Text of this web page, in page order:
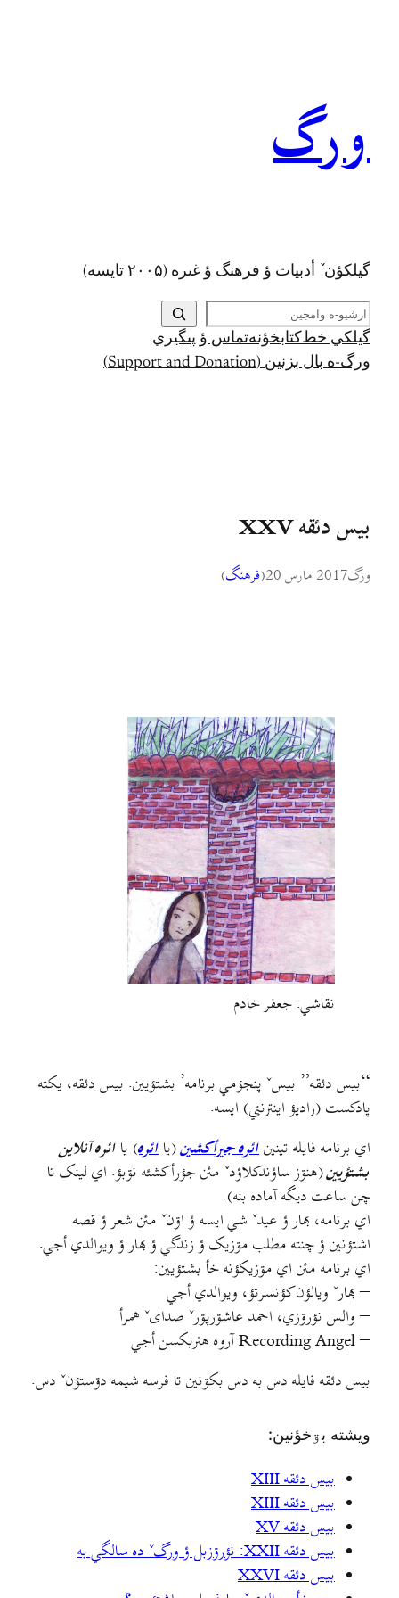
ورگ
گيلکؤن ٚ أدبیات ؤ فرهنگ ؤ غىره (۲۰۰۵ تايسه)
ج
س
ت
ج
گيلکي خط کتابخؤنهتماس ؤ پىگيري
ورگ-ه بال بزنين (Support and Donation)
بیس دئقه XXV
ورگ2017 مارس 20 (فرهنگ)
نقاشي: جعفر خادم
“بيس دئقه” بيسˇ پنجؤمي برنامه’ بشتؤيين. بيس دئقه، يکته
پادکست (راديؤ اينترنتي) ايسه.
اي برنامه فایله تینینائره جیرأکشین(یا ائره) یا ائره آنلاین
بشتؤیین(هنۊز ساؤندکلاؤدˇ مئن جؤرأکشئه نۊبؤ. اي لينک تا
چن ساعت ديگه آماده بنه).
اي برنامه، بهار ؤ عيدˇ شي ايسه ؤ اۊنˇ مئن شعر ؤ قصه
اشتؤنين ؤ چنته مطلب مۊزيک ؤ زندگي ؤ بهار ؤ ويوالدي أجي.
اي برنامه مئن اي مۊزيکؤنه خأ بشتؤيين:
– بهارˇ ويالؤن کؤنسرتؤ، ویوالدي أجي
– والس نؤرۊزي، احمد عاشۊرپۊرˇ صدایˇ همرأ
– Recording Angel آروه هنریکسن أجي
بيس دئقه فایله دس به دس بکۊنين تا فرسه شيمه دۊستؤنˇ دس.
ويشته بۊخؤنين:
بیس دئقه XIII
بیس دئقه XIII
بیس دئقه XV
بيس دئقه XXII: نؤرۊزبل ؤ ورگˇ ده سالگي به
بیس دئقه XXVI